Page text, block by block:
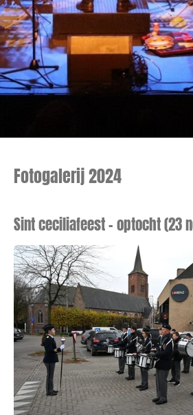
Fotogalerij 2024
Sint ceciliafeest - optocht (23